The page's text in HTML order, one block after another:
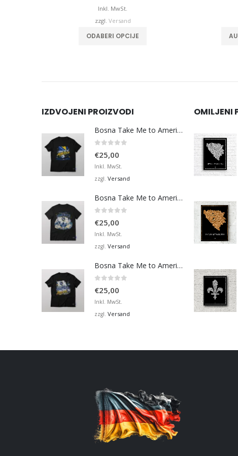
Inkl. MwSt.
zzgl. Versand
ODABERI OPCIJE
IZDVOJENI PROIZVODI
Bosna Take Me to America Navijačka Majica 3
€25,00
Inkl. MwSt.
zzgl. Versand
Bosna Take Me to America Navijačka Majica 4
€25,00
Inkl. MwSt.
zzgl. Versand
Bosna Take Me to America Navijačka Majica 2
€25,00
Inkl. MwSt.
zzgl. Versand
OMILJENI